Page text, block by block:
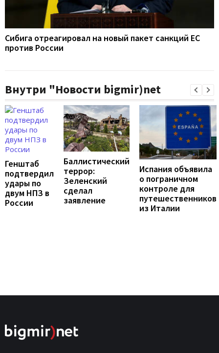
Сибига отреагировал на новый пакет санкций ЕС
против России
Внутри "Новости bigmir)net
Генштаб
подтвердил
удары по
двум НПЗ в
России
Баллистический
террор:
Зеленский
сделал
заявление
Испания объявила
о пограничном
контроле для
путешественников
из Италии